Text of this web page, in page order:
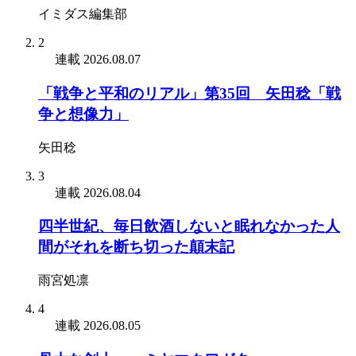
イミダス編集部
2
連載 2026.08.07
「戦争と平和のリアル」第35回 矢田稔「戦
争と想像力」
矢田稔
3
連載 2026.08.04
四半世紀、毎日飲酒しないと眠れなかった人
間がそれを断ち切った顛末記
雨宮処凛
4
連載 2026.08.05